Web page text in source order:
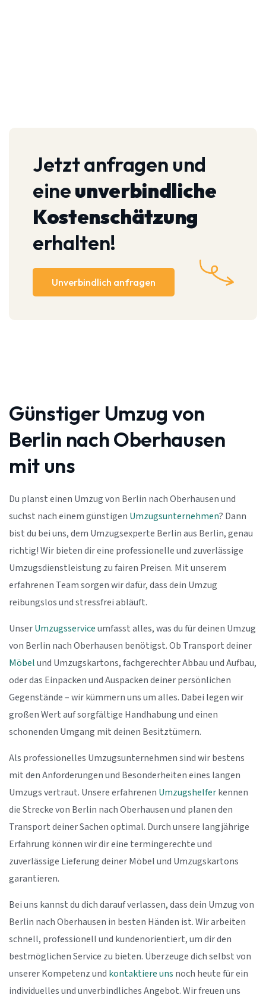
Jetzt anfragen und
eineunverbindliche
Kostenschätzung
erhalten!
Unverbindlich anfragen
Günstiger Umzug von
Berlin nach Oberhausen
mit uns
Du planst einen Umzug von Berlin nach Oberhausen und
suchst nach einem günstigen Umzugsunternehmen? Dann
bist du bei uns, dem Umzugsexperte Berlin aus Berlin, genau
richtig! Wir bieten dir eine professionelle und zuverlässige
Umzugsdienstleistung zu fairen Preisen. Mit unserem
erfahrenen Team sorgen wir dafür, dass dein Umzug
reibungslos und stressfrei abläuft.
UnserUmzugsserviceumfasst alles, was du für deinen Umzug
von Berlin nach Oberhausen benötigst. Ob Transport deiner
Möbelund Umzugskartons, fachgerechter Abbau und Aufbau,
oder das Einpacken und Auspacken deiner persönlichen
Gegenstände – wir kümmern uns um alles. Dabei legen wir
großen Wert auf sorgfältige Handhabung und einen
schonenden Umgang mit deinen Besitztümern.
Als professionelles Umzugsunternehmen sind wir bestens
mit den Anforderungen und Besonderheiten eines langen
Umzugs vertraut. Unsere erfahrenen Umzugshelferkennen
die Strecke von Berlin nach Oberhausen und planen den
Transport deiner Sachen optimal. Durch unsere langjährige
Erfahrung können wir dir eine termingerechte und
zuverlässige Lieferung deiner Möbel und Umzugskartons
garantieren.
Bei uns kannst du dich darauf verlassen, dass dein Umzug von
Berlin nach Oberhausen in besten Händen ist. Wir arbeiten
schnell, professionell und kundenorientiert, um dir den
bestmöglichen Service zu bieten. Überzeuge dich selbst von
unserer Kompetenz und kontaktiere uns noch heute für ein
individuelles und unverbindliches Angebot. Wir freuen uns